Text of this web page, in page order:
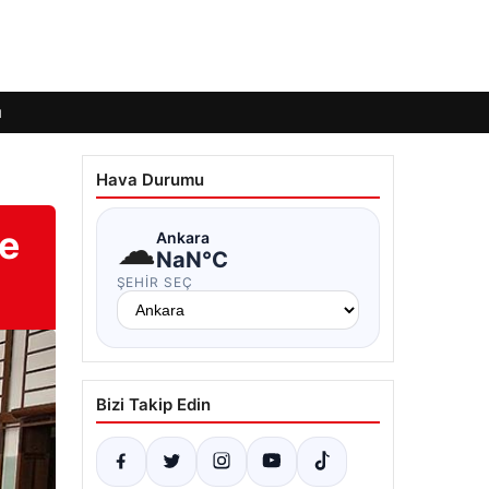
Hava Durumu
☁Ankara
NaN°C
ŞEHIR SEÇ
Bizi Takip Edin